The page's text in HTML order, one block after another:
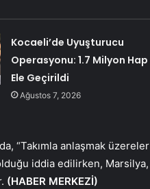
Kocaeli’de Uyuşturucu
Operasyonu: 1.7 Milyon Hap
Ele Geçirildi
Ağustos 7, 2026
“Takımla anlaşmak üzereler
iddia edilirken, Marsilya,
(HABER MERKEZİ)